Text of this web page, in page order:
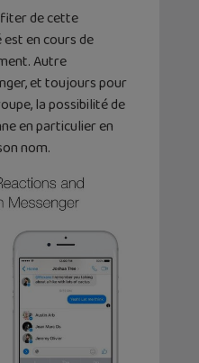
de cette
en cours de
Autre
et toujours pour
la possibilité de
en particulier en
nom.